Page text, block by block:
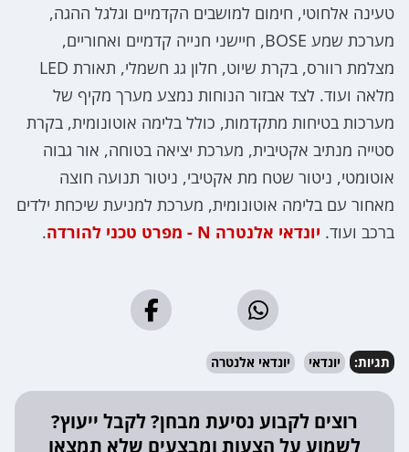
טעינה אלחוטי, חימום למושבים הקדמיים וגלגל ההגה,
מערכת שמע BOSE, חיישני חנייה קדמיים ואחוריים,
מצלמת רוורס, בקרת שיוט, חלון גג חשמלי, תאורת LED
מלאה ועוד. לצד אבזור הנוחות נמצע מערך מקיף של
מערכות בטיחות מתקדמות, כולל בלימה אוטונומית, בקרת
סטייה מנתיב אקטיבית, מערכת יציאה בטוחה, אור גבוה
אוטומטי, ניטור שטח מת אקטיבי, ניטור תנועה חוצה
מאחור עם בלימה אוטונומית, מערכת למניעת שיכחת ילדים
ברכב ועוד. יונדאי אלנטרה N - מפרט טכני להורדה .
תגיות: יונדאי יונדאי אלנטרה
רוצים לקבוע נסיעת מבחן? לקבל ייעוץ?
לשמוע על הצעות ומבצעים שלא תמצאו